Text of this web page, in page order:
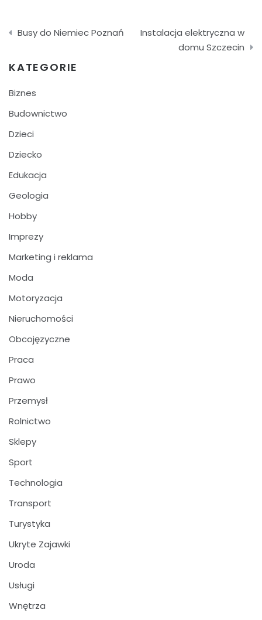
Nawigacja
Busy do Niemiec Poznań
Instalacja elektryczna w
domu Szczecin
KATEGORIE
Biznes
Budownictwo
Dzieci
Dziecko
Edukacja
Geologia
Hobby
Imprezy
Marketing i reklama
Moda
Motoryzacja
Nieruchomości
Obcojęzyczne
Praca
Prawo
Przemysł
Rolnictwo
Sklepy
Sport
Technologia
Transport
Turystyka
Ukryte Zajawki
Uroda
Usługi
Wnętrza